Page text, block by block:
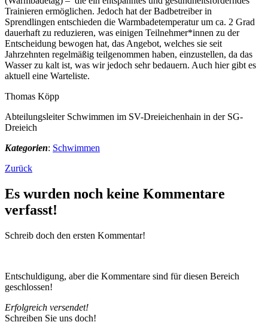
Trainieren ermöglichen. Jedoch hat der Badbetreiber in
Sprendlingen entschieden die Warmbadetemperatur um ca. 2 Grad
dauerhaft zu reduzieren, was einigen Teilnehmer*innen zu der
Entscheidung bewogen hat, das Angebot, welches sie seit
Jahrzehnten regelmäßig teilgenommen haben, einzustellen, da das
Wasser zu kalt ist, was wir jedoch sehr bedauern. Auch hier gibt es
aktuell eine Warteliste.
Thomas Köpp
Abteilungsleiter Schwimmen im SV-Dreieichenhain in der SG-
Dreieich
Kategorien: Schwimmen
Zurück
Es wurden noch keine Kommentare
verfasst!
Schreib doch den ersten Kommentar!
Entschuldigung, aber die Kommentare sind für diesen Bereich
geschlossen!
Erfolgreich versendet!
Schreiben Sie uns doch!